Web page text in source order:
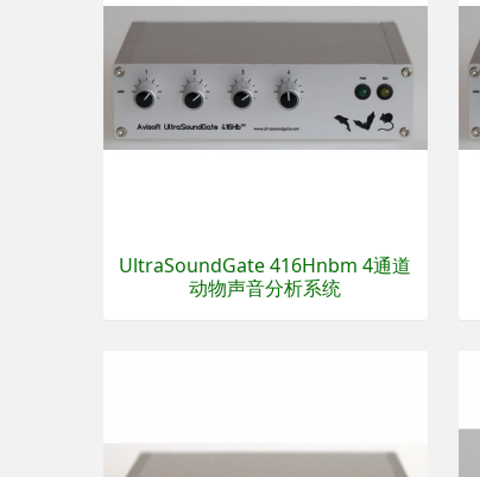
UltraSoundGate 416Hnbm 4通道
动物声音分析系统